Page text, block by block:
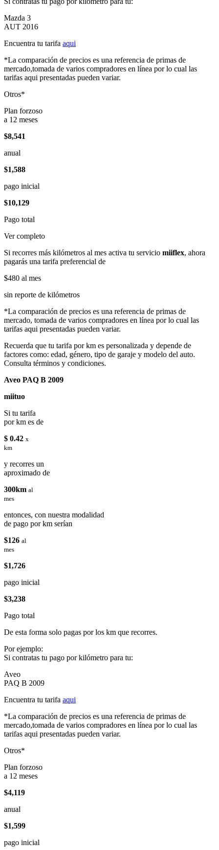
Mazda 3
AUT 2016
Encuentra tu tarifa aqui
*La comparación de precios es una referencia de primas de
mercado,tomada de varios compradores en línea por lo cual las
tarifas aqui presentadas pueden variar.
Otros*
Plan forzoso
a 12 meses
$8,541
anual
$1,588
pago inicial
$10,129
Pago total
Ver completo
Si recorres más kilómetros al mes activa tu servicio miiflex, ahora
pagarás una tarifa preferencial de
$480 al mes
sin reporte de kilómetros
*La comparación de precios es una referencia de primas de
mercado, tomada de varios compradores en línea por lo cual las
tarifas aqui presentadas pueden variar.
Recuerda que tu tarifa por km es personalizada y depende de
factores como: edad, género, tipo de garaje y modelo del auto.
Consulta términos y condiciones.
Aveo PAQ B 2009
miituo
Si tu tarifa
por km es de
$ 0.42 x
km
y recorres un
aproximado de
300km al
mes
entonces, con nuestra modalidad
de pago por km serían
$126 al
mes
$1,726
pago inicial
$3,238
Pago total
De esta forma solo pagas por los km que recorres.
Por ejemplo:
Si contratas tu pago por kilómetro para tu:
Aveo
PAQ B 2009
Encuentra tu tarifa aqui
*La comparación de precios es una referencia de primas de
mercado,tomada de varios compradores en línea por lo cual las
tarifas aqui presentadas pueden variar.
Otros*
Plan forzoso
a 12 meses
$4,119
anual
$1,599
pago inicial